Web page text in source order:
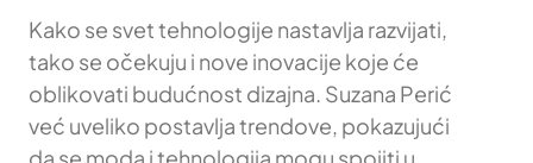
Kako se svet tehnologije nastavlja razvijati,
tako se očekuju i nove inovacije koje će
oblikovati budućnost dizajna. Suzana Perić
već uveliko postavlja trendove, pokazujući
da se moda i tehnologija mogu spojiti u